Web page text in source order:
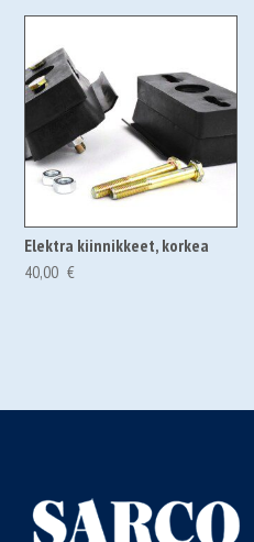
56,00 €70,28 €
Elektra kiinnikkeet, korkea
40,00 €